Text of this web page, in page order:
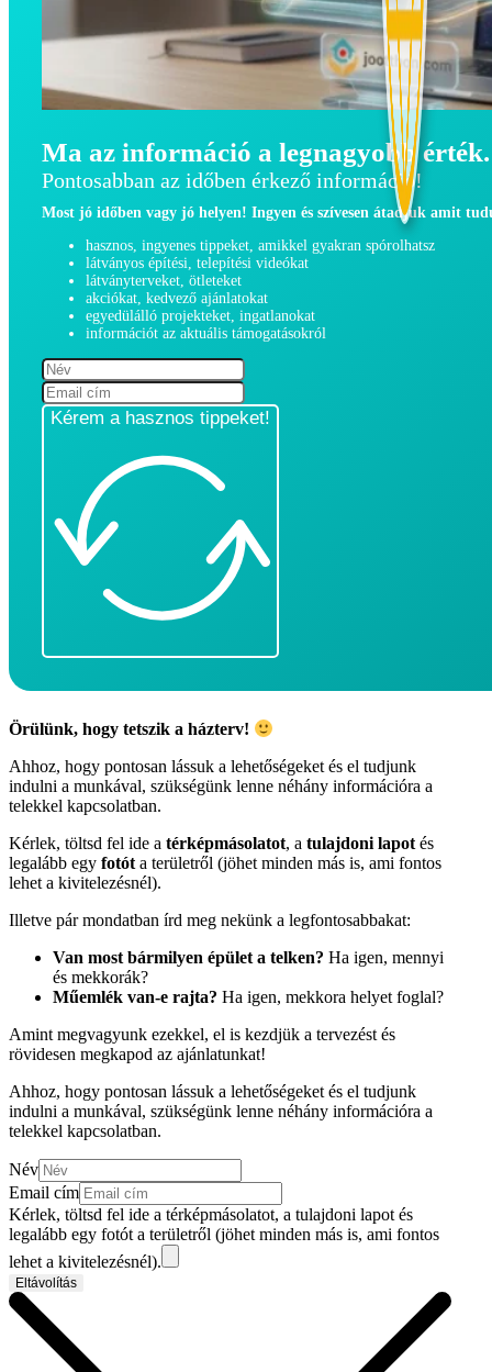
Ma az információ a legnagyobb érték.
Pontosabban az időben érkező információ!
Most jó időben vagy jó helyen! Ingyen és szívesen átadjuk amit
hasznos, ingyenes tippeket, amikkel gyakran spórolhatsz
látványos építési, telepítési videókat
látványterveket, ötleteket
akciókat, kedvező ajánlatokat
egyedülálló projekteket, ingatlanokat
információt az aktuális támogatásokról
Kérem a hasznos tippeket!
Örülünk, hogy tetszik a házterv!
Ahhoz, hogy pontosan lássuk a lehetőségeket és el tudjunk
indulni a munkával, szükségünk lenne néhány információra a
telekkel kapcsolatban.
Kérlek, töltsd fel ide a térképmásolatot, a tulajdoni lapot és
legalább egy fotót a területről (jöhet minden más is, ami fontos
lehet a kivitelezésnél).
Illetve pár mondatban írd meg nekünk a legfontosabbakat:
Van most bármilyen épület a telken? Ha igen, mennyi
és mekkorák?
Műemlék van-e rajta? Ha igen, mekkora helyet foglal?
Amint megvagyunk ezekkel, el is kezdjük a tervezést és
rövidesen megkapod az ajánlatunkat!
Ahhoz, hogy pontosan lássuk a lehetőségeket és el tudjunk
indulni a munkával, szükségünk lenne néhány információra a
telekkel kapcsolatban.
Név
Email cím
Kérlek, töltsd fel ide a térképmásolatot, a tulajdoni lapot és
legalább egy fotót a területről (jöhet minden más is, ami fontos
lehet a kivitelezésnél).
Eltávolítás